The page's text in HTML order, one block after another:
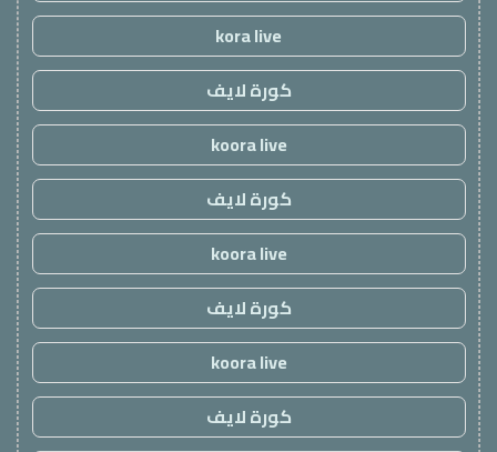
kora live
كورة لايف
koora live
كورة لايف
koora live
كورة لايف
koora live
كورة لايف